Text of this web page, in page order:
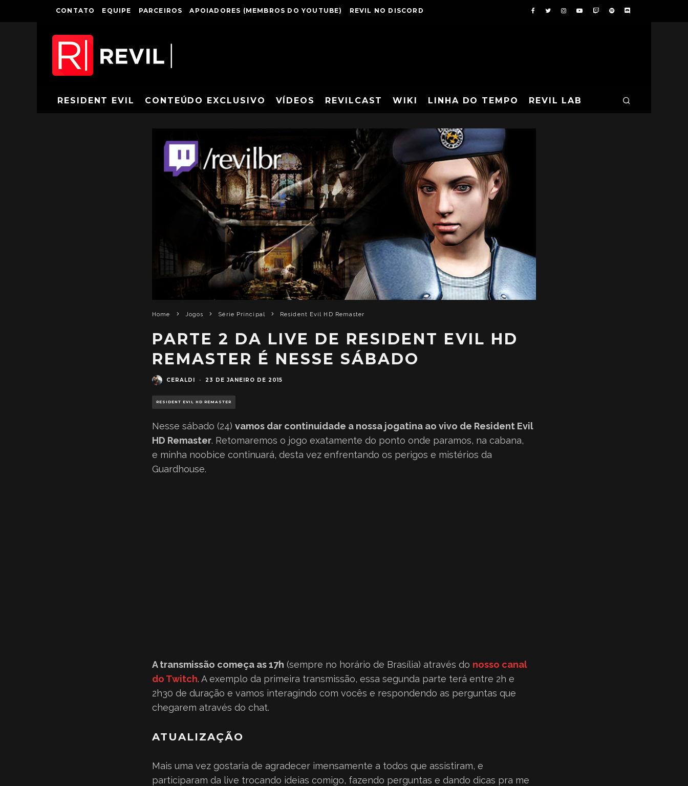
CONTATO EQUIPE PARCEIROS APOIADORES (MEMBROS DO YOUTUBE) REVIL NO DISCORD
RESIDENT EVIL CONTEÚDO EXCLUSIVO VÍDEOS REVILCAST WIKI LINHA DO TEMPO REVIL LAB
Home Jogos Série Principal Resident Evil HD Remaster
PARTE 2 DA LIVE DE RESIDENT EVIL HD
REMASTER É NESSE SÁBADO
CERALDI · 23 DE JANEIRO DE 2015
RESIDENT EVIL HD REMASTER
Nesse sábado (24) vamos dar continuidade a nossa jogatina ao vivo de Resident Evil
HD Remaster. Retomaremos o jogo exatamente do ponto onde paramos, na cabana,
e minha noobice continuará, desta vez enfrentando os perigos e mistérios da
Guardhouse.
A transmissão começa as 17h (sempre no horário de Brasília) através do nosso canal
do Twitch. A exemplo da primeira transmissão, essa segunda parte terá entre 2h e
2h30 de duração e vamos interagindo com vocês e respondendo as perguntas que
chegarem através do chat.
ATUALIZAÇÃO
Mais uma vez gostaria de agradecer imensamente a todos que assistiram, e
participaram da live trocando ideias comigo, fazendo perguntas e dando dicas pra me